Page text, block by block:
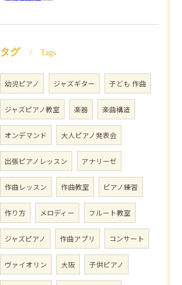
タグ Tags
幼児ピアノ ジャズギター 子ども 作曲
ジャズピアノ教室 楽器 楽曲構造
オンデマンド 大人ピアノ発表会
出張ピアノレッスン アナリーゼ
作曲レッスン 作曲教室 ピアノ練習
作り方 メロディー フルート教室
ジャズピアノ 作曲アプリ コンサート
ヴァイオリン 大阪 子供ピアノ